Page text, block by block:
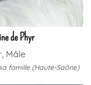
de Phyr
Mâle
famille (Haute-Saône)